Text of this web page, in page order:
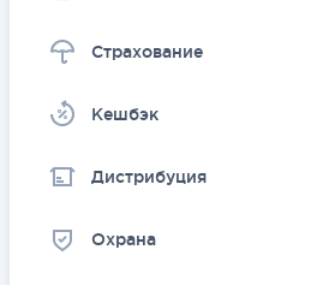
Страхование
Kешбэк
Дистрибуция
Охрана